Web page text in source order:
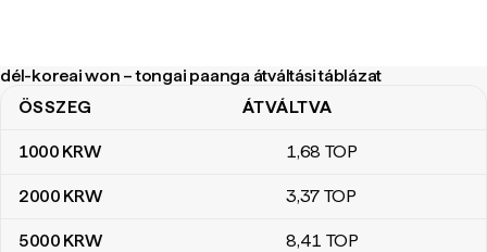
dél-koreai won – tongai paanga átváltási táblázat
dél-koreai won – tongai paanga átváltási táblázat
ÖSSZEG ÁTVÁLTVA
1000 KRW 1,68 TOP
2000 KRW 3,37 TOP
5000 KRW 8,41 TOP